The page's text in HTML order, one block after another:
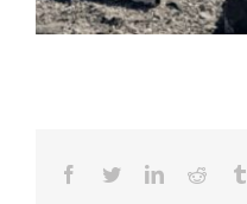
Facebook
TwitterLinkedinReddit